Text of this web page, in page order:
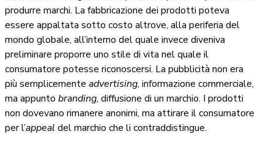
produrre marchi. La fabbricazione dei prodotti poteva
essere appaltata sotto costo altrove, alla periferia del
mondo globale, all’interno del quale invece diveniva
preliminare proporre uno stile di vita nel quale il
consumatore potesse riconoscersi. La pubblicità non era
più semplicemente advertising, informazione commerciale,
ma appunto branding, diffusione di un marchio. I prodotti
non dovevano rimanere anonimi, ma attirare il consumatore
per l’appeal del marchio che li contraddistingue.